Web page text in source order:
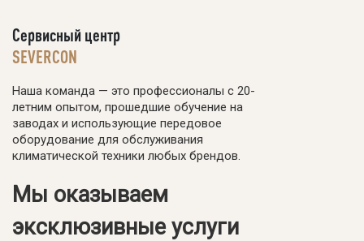
Сервисный центр
SEVERCON
Наша команда — это профессионалы с 20-
летним опытом, прошедшие обучение на
заводах и использующие передовое
оборудование для обслуживания
климатической техники любых брендов.
Мы оказываем
эксклюзивные услуги